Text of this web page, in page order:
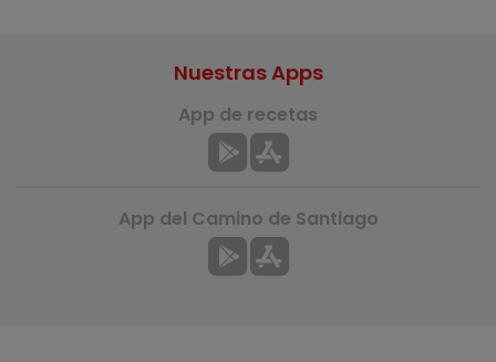
Nuestras Apps
App de recetas
App del Camino de Santiago